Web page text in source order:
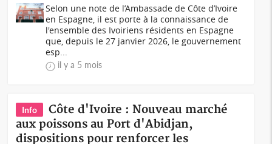
Selon une note de l’Ambassade de Côte d’Ivoire
en Espagne, il est porte à la connaissance de
l'ensemble des Ivoiriens résidents en Espagne
que, depuis le 27 janvier 2026, le gouvernement
esp...
il y a 5 mois
Info
Côte d'Ivoire : Nouveau marché
aux poissons au Port d'Abidjan,
dispositions pour renforcer les